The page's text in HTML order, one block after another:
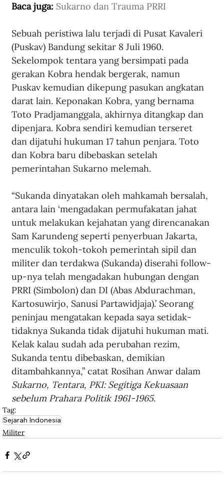
Baca juga: Sukarno dan Trauma PRRI
Sebuah peristiwa lalu terjadi di Pusat Kavaleri
(Puskav) Bandung sekitar 8 Juli 1960.
Sekelompok tentara yang bersimpati pada
gerakan Kobra hendak bergerak, namun
Puskav kemudian dikepung pasukan angkatan
darat lain. Keponakan Kobra, yang bernama
Toto Pradjamanggala, akhirnya ditangkap dan
dipenjara. Kobra sendiri kemudian terseret
dan dijatuhi hukuman 17 tahun penjara. Toto
dan Kobra baru dibebaskan setelah
pemerintahan Sukarno melemah.
“Sukanda dinyatakan oleh mahkamah bersalah,
antara lain ‘mengadakan permufakatan jahat
untuk melakukan kejahatan yang direncanakan
Sam Karundeng seperti penyerbuan Jakarta,
menculik tokoh-tokoh pemerintah sipil dan
militer dan terdakwa (Sukanda) diserahi follow-
up-nya telah mengadakan hubungan dengan
PRRI (Simbolon) dan DI (Abas Abdurachman,
Kartosuwirjo, Sanusi Partawidjaja).’ Seorang
peninjau mengatakan kepada saya setidak-
tidaknya Sukanda tidak dijatuhi hukuman mati.
Kelak kalau sudah ada perubahan rezim,
Sukanda tentu dibebaskan, demikian
ditambahkannya,” catat Rosihan Anwar dalam
Sukarno, Tentara, PKI: Segitiga Kekuasaan
sebelum Prahara Politik 1961-1965.
Tag:
Sejarah Indonesia
Militer